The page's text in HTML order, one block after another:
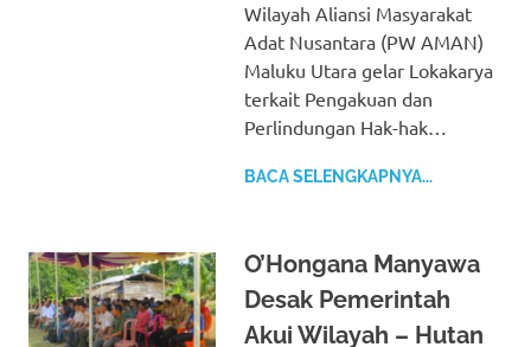
Wilayah Aliansi Masyarakat
Adat Nusantara (PW AMAN)
Maluku Utara gelar Lokakarya
terkait Pengakuan dan
Perlindungan Hak-hak…
BACA SELENGKAPNYA...
O’Hongana Manyawa
Desak Pemerintah
Akui Wilayah – Hutan